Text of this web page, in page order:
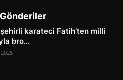
karateci Fatih’ten milli
bro...